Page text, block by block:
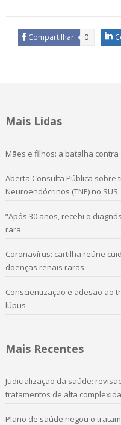
Compartilhar 0
Mais Lidas
Mães e filhos: a batalha
Aberta Consulta Pública sobre
Neuroendócrinos (TNE) no SUS
“Após 30 anos, recebi o
rara
Coronavírus: cartilha reúne
doenças renais raras
Conscientização e adesão ao
lúpus
Mais Recentes
Judicialização da saúde:
tratamentos de alta
Plano de saúde negou o